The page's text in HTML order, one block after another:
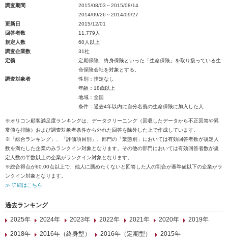
調査期間
2015/08/03～2015/08/14
2014/09/26～2014/09/27
更新日
2015/12/01
回答者数
11,779人
規定人数
60人以上
調査企業数
31社
定義
定期保険、終身保険といった「生命保険」を取り扱っている生
命保険会社を対象とする。
調査対象者
性別：指定なし
年齢：18歳以上
地域：全国
条件：過去4年以内に自分名義の生命保険に加入した人
※オリコン顧客満足度ランキングは、データクリーニング（回収したデータから不正回答や異
常値を排除）および調査対象者条件から外れた回答を除外した上で作成しています。
※「総合ランキング」、「評価項目別」、部門の「業態別」においては有効回答者数が規定人
数を満たした企業のみランクイン対象となります。その他の部門においては有効回答者数が規
定人数の半数以上の企業がランクイン対象となります。
※総合得点が60.00点以上で、他人に薦めたくないと回答した人の割合が基準値以下の企業がラ
ンクイン対象となります。
≫ 詳細はこちら
過去ランキング
2025年
2024年 2023年 2022年 2021年 2020年
2019年
2018年
2016年（終身型） 2016年（定期型）
2015年